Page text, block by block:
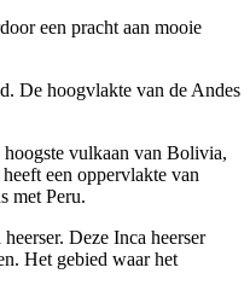
een pracht aan mooie
De hoogvlakte van de Andes
vulkaan van Bolivia,
een oppervlakte van
met Peru.
Deze Inca heerser
Het gebied waar het